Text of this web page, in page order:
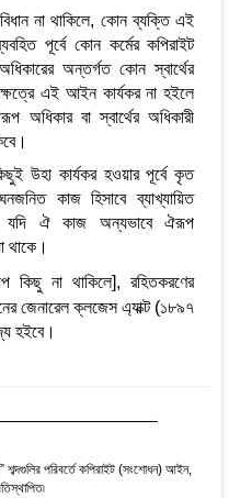
না থাকিলে, কোন ব্যক্তি এই
পূর্বে কোন কর্মের কপিরাইট
অন্তর্গত কোন স্বার্থের
এই আইন কার্যকর না হইলে
অধিকার বা স্বার্থের অধিকারী
উহা কার্যকর হওয়ার পূর্বে কৃত
কাজ হিসাবে ব্যাখ্যায়িত
যদি ঐ কাজ অন্যভাবে ঐরূপ
থাকে।
কিছু না থাকিলে], রহিতকরণের
জেনারেল ক্লজেস এ্যাক্ট (১৮৯৭
হইবে।
শব্দগুলির পরিবর্তে কপিরাইট (সংশোধন) আইন,